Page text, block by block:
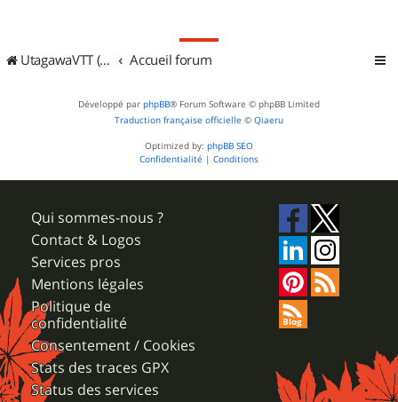
UtagawaVTT (Randos VTT et VTTAE avec traces GPS) Accueil forum
Développé par phpBB® Forum Software © phpBB Limited
Traduction française officielle © Qiaeru
Optimized by: phpBB SEO
Confidentialité | Conditions
Qui sommes-nous ?
Contact & Logos
Services pros
Mentions légales
Politique de
confidentialité
Consentement / Cookies
Stats des traces GPX
Status des services